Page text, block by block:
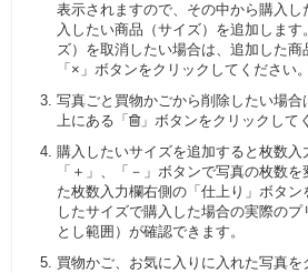
表示されますので、その中から購入
入したい商品（サイズ）を追加します
ズ）を取消したい場合は、追加した
「×」ボタンをクリックしてください。
写真ごと買物かごから削除したい場
上にある「
」ボタンをクリックして
購入したいサイズを追加すると枚数入
「＋」、「－」ボタンで写真の枚数
た枚数入力欄右側の「仕上り」ボタ
したサイズで購入した場合の実際の
とし範囲）が確認できます。
買物かご、お気に入りに入れた写真